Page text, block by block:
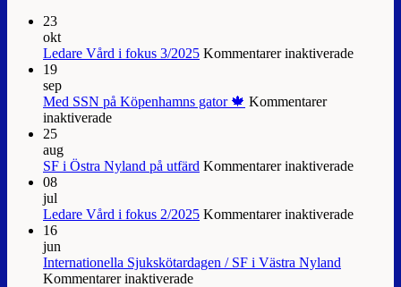
23
okt
Ledare Vård i fokus 3/2025 Kommentarer inaktiveradeför
19
sep
Med SSN på Köpenhamns gator 🍁 Kommentarer
inaktiveradeför
på
🍁
25
aug
SF i Östra Nyland på utfärd Kommentarer inaktiveradeför
Östra
08
jul
Ledare Vård i fokus 2/2025 Kommentarer inaktiveradeför
16
jun
Internationella Sjukskötardagen / SF i Västra Nyland
Kommentarer inaktiveradeför